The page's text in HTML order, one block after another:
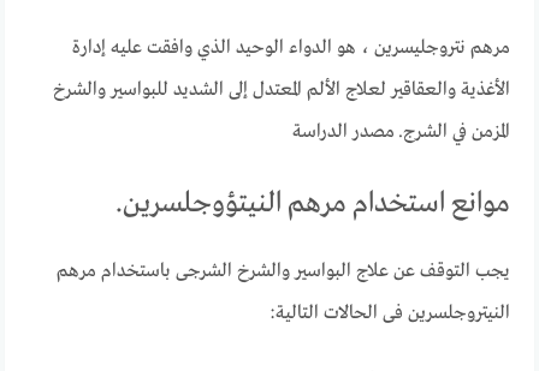
مرهم نتروجليسرين ، هو الدواء الوحيد الذي وافقت عليه إدارة
الأغذية والعقاقير لعلاج الألم المعتدل إلى الشديد للبواسير والشرخ
المزمن في الشرج. مصدر الدراسة
موانع استخدام مرهم النيتؤوجلسرين.
يجب التوقف عن علاج البواسير والشرخ الشرجى باستخدام مرهم
النيتروجلسرين فى الحالات التالية: